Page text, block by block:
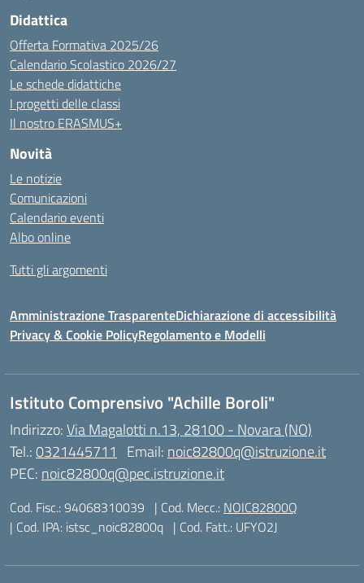
Didattica
Offerta Formativa 2025/26
Calendario Scolastico 2026/27
Le schede didattiche
I progetti delle classi
Il nostro ERASMUS+
Novità
Le notizie
Comunicazioni
Calendario eventi
Albo online
Tutti gli argomenti
Amministrazione TrasparenteDichiarazione di accessibilità
Privacy & Cookie PolicyRegolamento e Modelli
Istituto Comprensivo "Achille Boroli"
Indirizzo:Via Magalotti n.13, 28100 - Novara (NO)
Tel.:0321445711 Email: noic82800q@istruzione.it
PEC: noic82800q@pec.istruzione.it
Cod. Fisc.: 94068310039 | Cod. Mecc.: NOIC82800Q
| Cod. IPA: istsc_noic82800q | Cod. Fatt.: UFYO2J